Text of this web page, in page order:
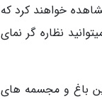
خواهند کرد که
نظاره گر نمای
باغ و مجسمه های